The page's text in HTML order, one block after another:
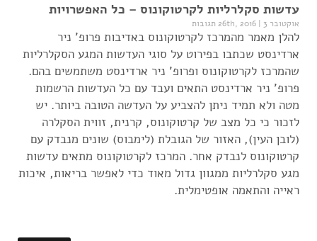
עדשות סקלרליות לקרטוקונוס – כל האפשרויות
אוקטובר 26th, 2016 | 3 תגובות
להלן מאמר מהמרכז לקרטוקונוס באדיבות פרופ' ניר
ארדינסט שכתבו בפירוט על סוגי העדשות המגע הסקלרליות
שהמרכז לקרטוקונוס ופרופ' ניר ארדינסט משתמשים בהם.
פרופ' ניר ארדינסט התאים ועבד עם כל העדשות הרשמות
מטה ולא תמיד ניתן להצביע על העדשה הטובה ביותר. יש
לזכור כי כל מצב של קרטוקונוס, קרנית, זווית הסקלרה
(לובן העין), האזור של הגובלת (לימבוס) שונים מנבדק עם
קרטוקונוס לנבדק אחר. המרכז לקרטוקונוס מתאים עדשות
מגע סקלרליות ממגוון גדול מאוד כדי לאפשר בריאות, איכות
ראייה והתאמה אופטימלית.